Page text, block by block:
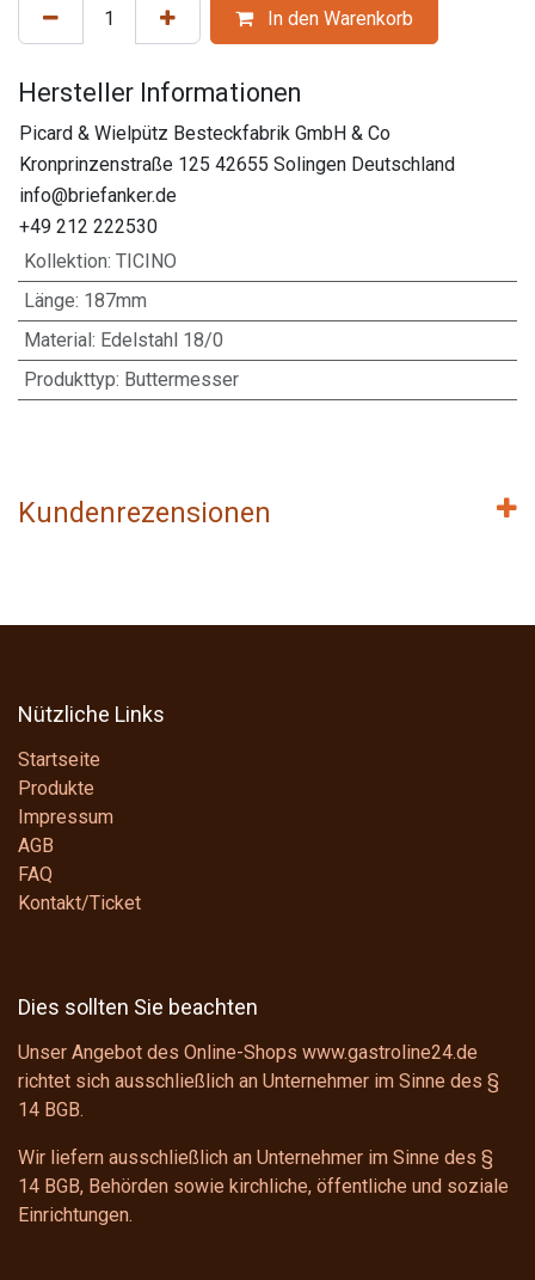
In den Warenkorb
Hersteller Informationen
Picard & Wielpütz Besteckfabrik GmbH & Co
Kronprinzenstraße 125 42655 Solingen Deutschland
info@briefanker.de
+49 212 222530
Kollektion: TICINO
Länge: 187mm
Material: Edelstahl 18/0
Produkttyp: Buttermesser
Kundenrezensionen
Nützliche Links
Startseite
Produkte
Impressum
AGB
FAQ
Kontakt/Ticket
Dies sollten Sie beachten
Unser Angebot des Online-Shops www.gastroline24.de
richtet sich ausschließlich an Unternehmer im Sinne des §
14 BGB.
Wir liefern ausschließlich an Unternehmer im Sinne des §
14 BGB, Behörden sowie kirchliche, öffentliche und soziale
Einrichtungen.